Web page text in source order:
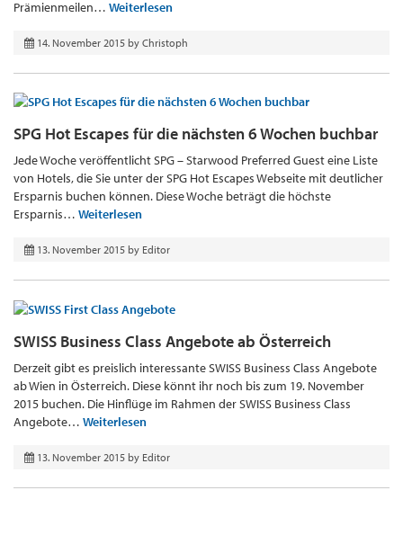
Prämienmeilen… Weiterlesen
14. November 2015 by Christoph
SPG Hot Escapes für die nächsten 6 Wochen buchbar
Jede Woche veröffentlicht SPG – Starwood Preferred Guest eine Liste
von Hotels, die Sie unter der SPG Hot Escapes Webseite mit deutlicher
Ersparnis buchen können. Diese Woche beträgt die höchste
Ersparnis… Weiterlesen
13. November 2015 by Editor
SWISS Business Class Angebote ab Österreich
Derzeit gibt es preislich interessante SWISS Business Class Angebote
ab Wien in Österreich. Diese könnt ihr noch bis zum 19. November
2015 buchen. Die Hinflüge im Rahmen der SWISS Business Class
Angebote… Weiterlesen
13. November 2015 by Editor